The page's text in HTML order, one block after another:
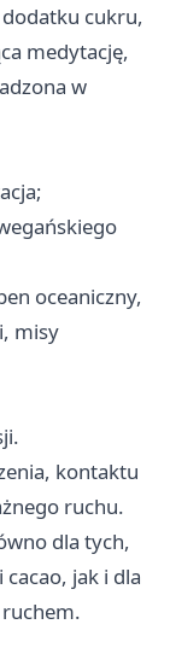
cukru,
medytację,
w
oceaniczny,
misy
kontaktu
ruchu.
dla tych,
jak i dla